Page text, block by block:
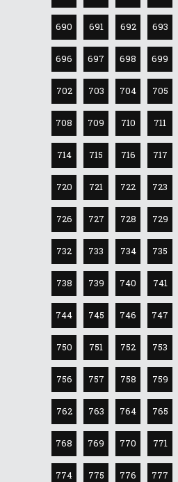
690 691 692 693
696 697 698 699
702 703 704 705
708 709 710 711
714 715 716 717
720 721 722 723
726 727 728 729
732 733 734 735
738 739 740 741
744 745 746 747
750 751 752 753
756 757 758 759
762 763 764 765
768 769 770 771
774 775 776 777